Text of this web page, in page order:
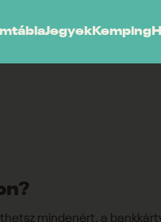
Jegyek Kemping
mindenért, a